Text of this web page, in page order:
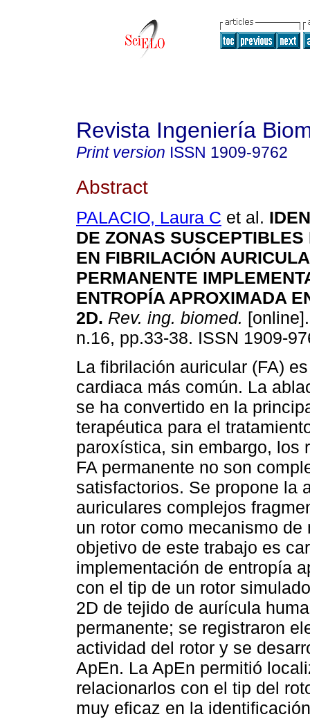
Revista Ingeniería
Print version ISSN 1909-9762
Abstract
PALACIO, Laura C et al.
DE ZONAS
EN FIBRILACIÓN
PERMANENTE
ENTROPÍA APROXIMADA
2D. Rev. ing. biomed.
n.16, pp.33-38. ISSN 1909-
La fibrilación auricular (FA)
cardiaca más común. La
se ha convertido en la
terapéutica para el
paroxística, sin embargo, los
FA permanente no son
satisfactorios. Se propone la
auriculares complejos
un rotor como mecanismo
objetivo de este trabajo es
implementación de entropía
con el tip de un rotor
2D de tejido de aurícula
permanente; se registraron
actividad del rotor y se
ApEn. La ApEn permitió
relacionarlos con el tip del
muy eficaz en la